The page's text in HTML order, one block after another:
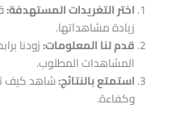
اختر التغريدات المستهدفة:
زيادة مشاهداتها.
قدم لنا المعلومات:زودنا
المشاهدات المطلوب.
استمتع بالنتائج:شاهد كيف
وكفاءة.